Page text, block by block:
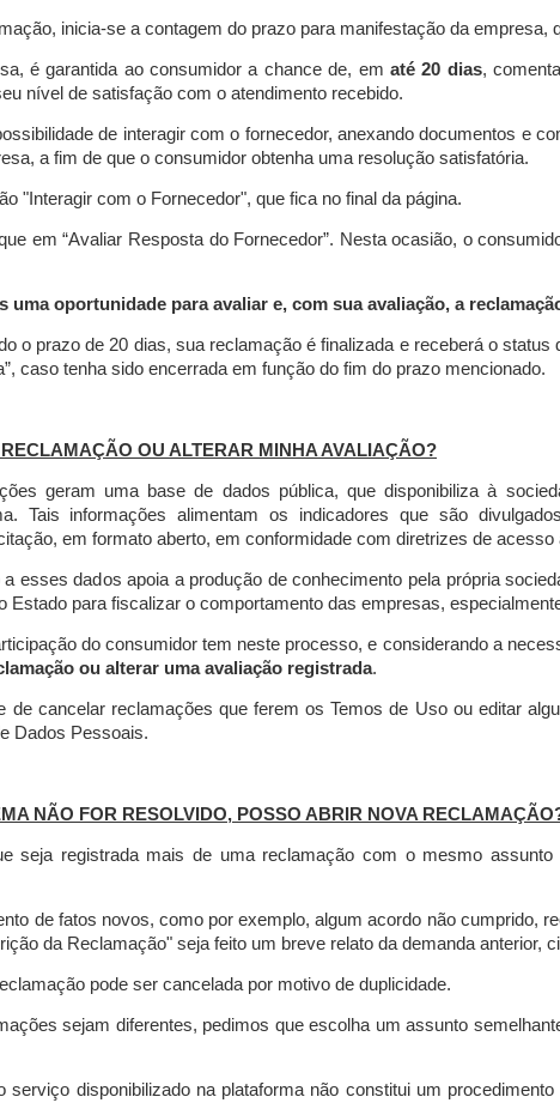
inicia-se a contagem do prazo para manifestação da empresa,
é garantida ao consumidor a chance de, em até 20 dias,
nível de satisfação com o atendimento recebido.
de interagir com o fornecedor, anexando documentos e
a fim de que o consumidor obtenha uma resolução satisfatória.
"Interagir com o Fornecedor", que fica no final da página.
em “Avaliar Resposta do Fornecedor”. Nesta ocasião, o
uma oportunidade para avaliar e, com sua avaliação, a
o prazo de 20 dias, sua reclamação é finalizada e receberá o status
caso tenha sido encerrada em função do fim do prazo mencionado.
OU ALTERAR MINHA AVALIAÇÃO?
geram uma base de dados pública, que disponibiliza à
Tais informações alimentam os indicadores que são
em formato aberto, em conformidade com diretrizes de
esses dados apoia a produção de conhecimento pela própria
Estado para fiscalizar o comportamento das empresas,
do consumidor tem neste processo, e considerando a
ou alterar uma avaliação registrada.
de cancelar reclamações que ferem os Temos de Uso ou editar
Dados Pessoais.
NÃO FOR RESOLVIDO, POSSO ABRIR NOVA
seja registrada mais de uma reclamação com o mesmo
de fatos novos, como por exemplo, algum acordo não cumprido,
da Reclamação" seja feito um breve relato da demanda anterior,
pode ser cancelada por motivo de duplicidade.
sejam diferentes, pedimos que escolha um assunto
serviço disponibilizado na plataforma não constitui um